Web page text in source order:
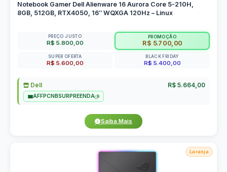
Notebook Gamer Dell Alienware 16 Aurora Core 5-210H,
8GB, 512GB, RTX4050, 16″ WQXGA 120Hz – Linux
PREÇO JUSTO
R$ 5.800,00
PROMOÇÃO
R$ 5.700,00
SUPER OFERTA
R$ 5.600,00
BLACK FRIDAY
R$ 5.400,00
Dell R$ 5.664,00
AFFPCNBSURPREENDA
Saiba Mais
Laranja